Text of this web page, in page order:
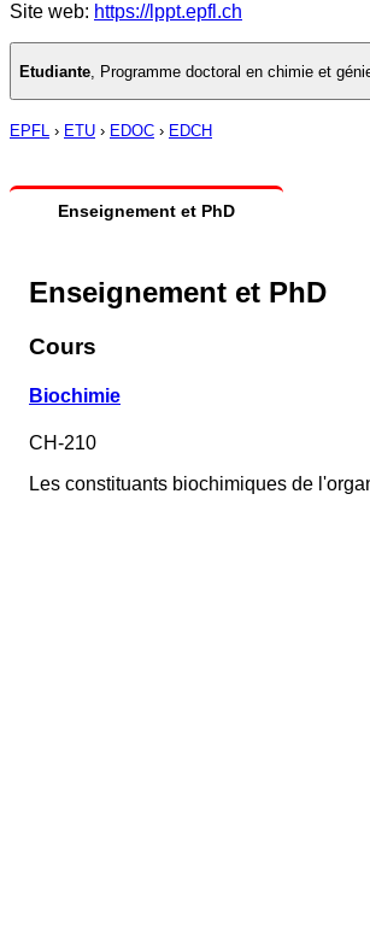
Site web: https://lppt.epfl.ch
Etudiante Programme doctoral en chimie et
EPFL › ETU › EDOC › EDCH
Enseignement et PhD
Enseignement et PhD
Cours
Biochimie
CH-210
Les constituants biochimiques de